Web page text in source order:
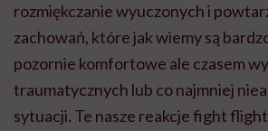
rozmiękczanie wyuczonych i
zachowań, które jak wiemy są
pozornie komfortowe ale czasem
traumatycznych lub co najmniej
sytuacji. Te nasze reakcje fight